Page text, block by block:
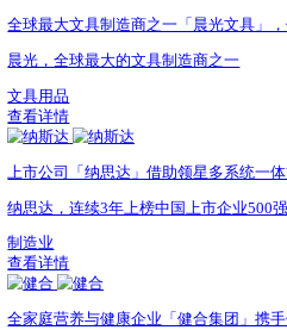
巨星科技无论是查看店铺销量
制造业
领星ERP将供应链数据与产品及
办公用品类